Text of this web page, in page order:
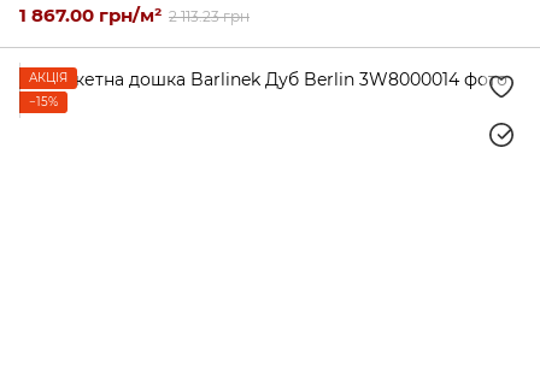
1 867.00 грн/м² 2 113.23 грн
АКЦІЯ
−15%